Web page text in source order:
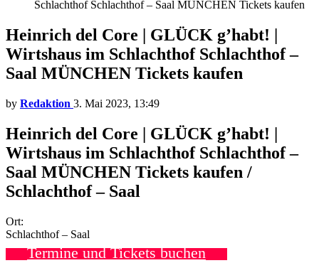
Schlachthof Schlachthof – Saal MÜNCHEN Tickets kaufen
Heinrich del Core | GLÜCK g’habt! |
Wirtshaus im Schlachthof Schlachthof –
Saal MÜNCHEN Tickets kaufen
by Redaktion 3. Mai 2023, 13:49
Heinrich del Core | GLÜCK g’habt! |
Wirtshaus im Schlachthof Schlachthof –
Saal MÜNCHEN Tickets kaufen /
Schlachthof – Saal
Ort:
Schlachthof – Saal
Termine und Tickets buchen